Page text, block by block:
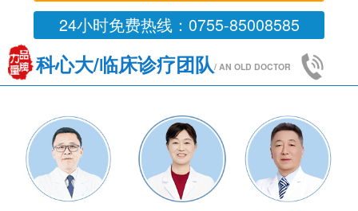
24小时免费热线：0755-85008585
科心大/临床诊疗团队/ AN OLD DOCTOR